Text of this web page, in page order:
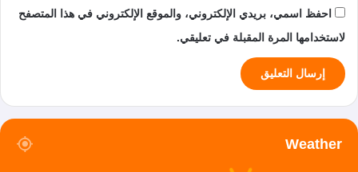
احفظ اسمي، بريدي الإلكتروني، والموقع الإلكتروني في هذا المتصفح
لاستخدامها المرة المقبلة في تعليقي.
Weather